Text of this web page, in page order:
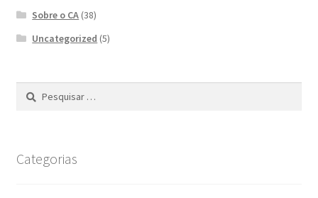
Sobre o CA (38)
Uncategorized (5)
Pesquisar
Categorias